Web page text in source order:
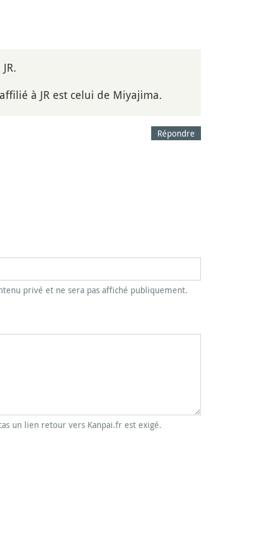
à JR est celui de Miyajima.
Répondre
privé et ne sera pas affiché publiquement.
un lien retour vers Kanpai.fr est exigé.